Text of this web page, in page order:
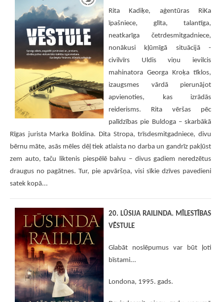
Rita Kadiķe, aģentūras RiKa
īpašniece, glīta, talantīga,
neatkarīga četrdesmitgadniece,
nonākusi kļūmīgā situācijā -
civilvīrs Uldis viņu ievilcis
mahinatora Georga Kroķa tīklos,
izaugsmes vārdā pierunājot
apvienoties, kas izrādās
reiderisms. Rita vēršas pēc
palīdzības pie Buldoga – skarbākā
Rīgas jurista Marka Boldina. Dita Stropa, trīsdesmitgadniece, divu
bērnu māte, asās mēles dēļ tiek atlaista no darba un gandrīz pakļūst
zem auto, taču liktenis piespēlē balvu – divus gadiem neredzētus
draugus no pagātnes. Tur, pie apvāršņa, visi sīkie dzīves pavedieni
satek kopā...
20. LŪSIJA RAILINDA. MĪLESTĪBAS
VĒSTULE
Glabāt noslēpumus var būt ļoti
bīstami...
Londona, 1995. gads.